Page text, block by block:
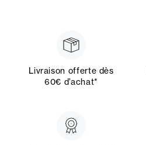
Livraison offerte dès
60€ d’achat*